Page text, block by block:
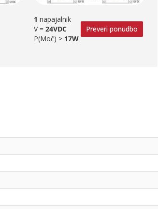
1 napajalnik
V =24VDC
P(Moč) > 17W
Preveri ponudbo